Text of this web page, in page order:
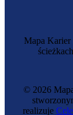
Mapa Karier
© 2026
realizuje